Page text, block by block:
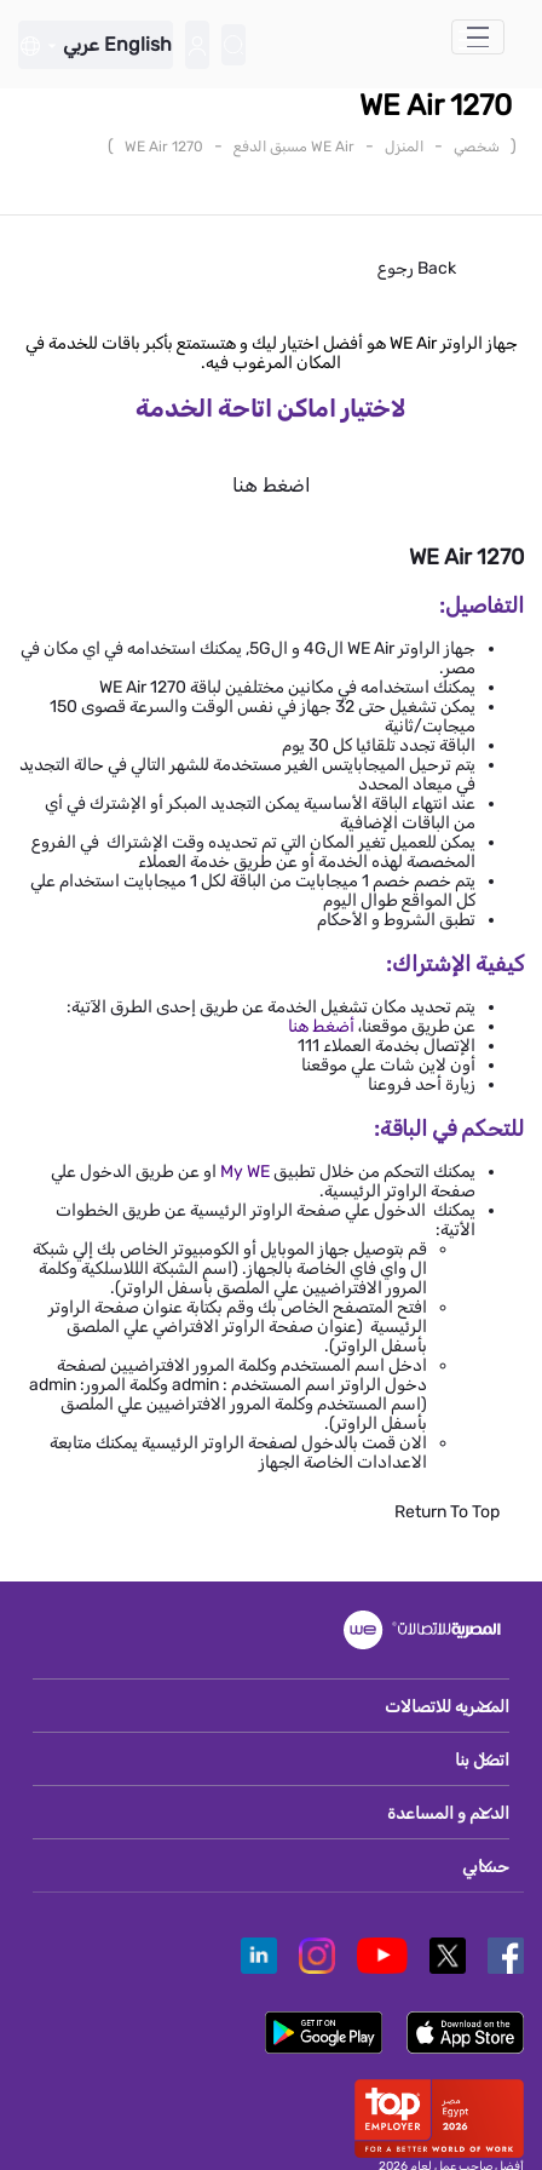
تخطي إلى المحتوى الرئيسي
English عربي
WE Air 1270
( شخصي - المنزل - WE Air مسبق الدفع -
WE Air 1270
)
Back رجوع
جهاز الراوتر WE Air هو أفضل اختيار ليك و هتستمتع بأكبر باقات للخدمة في
المكان المرغوب فيه.
لاختيار اماكن اتاحة الخدمة
اضغط هنا
WE Air 1270
التفاصيل:
جهاز الراوتر WE Air ال4G و ال5G, يمكنك استخدامه في اي مكان في
مصر.
يمكنك استخدامه في مكانين مختلفين لباقة WE Air 1270
يمكن تشغيل حتى 32 جهاز في نفس الوقت والسرعة قصوى 150
ميجابت/ثانية
الباقة تجدد تلقائيا كل 30 يوم
يتم ترحيل الميجابايتس الغير مستخدمة للشهر التالي في حالة التجديد
في ميعاد المحدد
عند انتهاء الباقة الأساسية يمكن التجديد المبكر أو الإشترك في أي
من الباقات الإضافية
يمكن للعميل تغير المكان التي تم تحديده وقت الإشتراك في الفروع
المخصصة لهذه الخدمة أو عن طريق خدمة العملاء
يتم خصم خصم 1 ميجابايت من الباقة لكل 1 ميجابايت استخدام علي
كل المواقع طوال اليوم
تطبق الشروط و الأحكام
كيفية الإشتراك:
يتم تحديد مكان تشغيل الخدمة عن طريق إحدى الطرق الآتية:
عن طريق موقعنا،أضغط هنا
الإتصال بخدمة العملاء 111
أون لاين شات علي موقعنا
زيارة أحد فروعنا
للتحكم في الباقة:
يمكنك التحكم من خلال تطبيقMy WE او عن طريق الدخول علي
صفحة الراوتر الرئيسية.
يمكنك الدخول علي صفحة الراوتر الرئيسية عن طريق الخطوات
الأتية:
قم بتوصيل جهاز الموبايل أو الكومبيوتر الخاص بك إلي شبكة
ال واي فاي الخاصة بالجهاز. (اسم الشبكة الللاسلكية وكلمة
المرور الافتراضيين علي الملصق بأسفل الراوتر).
افتح المتصفح الخاص بك وقم بكتابة عنوان صفحة الراوتر
الرئيسية (عنوان صفحة الراوتر الافتراضي علي الملصق
بأسفل الراوتر).
ادخل اسم المستخدم وكلمة المرور الافتراضيين لصفحة
دخول الراوتر اسم المستخدم : admin وكلمة المرور: admin
(اسم المستخدم وكلمة المرور الافتراضيين علي الملصق
بأسفل الراوتر).
الان قمت بالدخول لصفحة الراوتر الرئيسية يمكنك متابعة
الاعدادات الخاصة الجهاز
Return To Top
المصريه للاتصالات
اتصل بنا
الدعم و المساعدة
حسابي
أفضل صاحب عمل لعام 2026